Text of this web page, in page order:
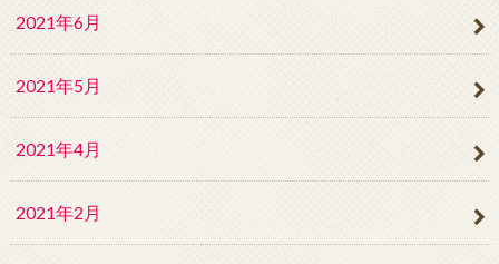
2021年6月
2021年5月
2021年4月
2021年2月